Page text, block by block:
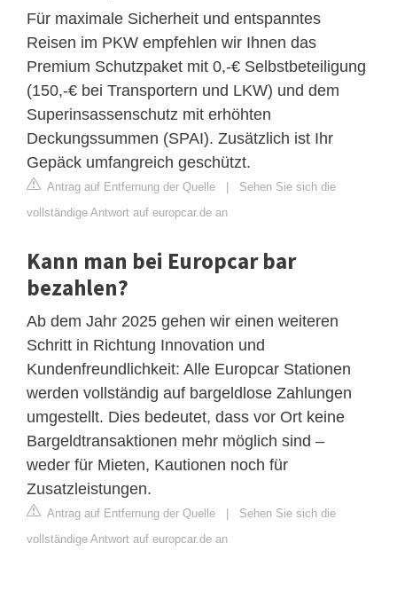
Für maximale Sicherheit und entspanntes
Reisen im PKW empfehlen wir Ihnen das
Premium Schutzpaket mit 0,-€ Selbstbeteiligung
(150,-€ bei Transportern und LKW) und dem
Superinsassenschutz mit erhöhten
Deckungssummen (SPAI). Zusätzlich ist Ihr
Gepäck umfangreich geschützt.
Antrag auf Entfernung der Quelle | Sehen Sie sich die
vollständige Antwort auf europcar.de an
Kann man bei Europcar bar
bezahlen?
Ab dem Jahr 2025 gehen wir einen weiteren
Schritt in Richtung Innovation und
Kundenfreundlichkeit: Alle Europcar Stationen
werden vollständig auf bargeldlose Zahlungen
umgestellt. Dies bedeutet, dass vor Ort keine
Bargeldtransaktionen mehr möglich sind –
weder für Mieten, Kautionen noch für
Zusatzleistungen.
Antrag auf Entfernung der Quelle | Sehen Sie sich die
vollständige Antwort auf europcar.de an